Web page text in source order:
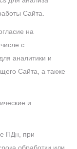
Сайта.
на
с
аналитики и
Сайта, а также
и
ПДн, при